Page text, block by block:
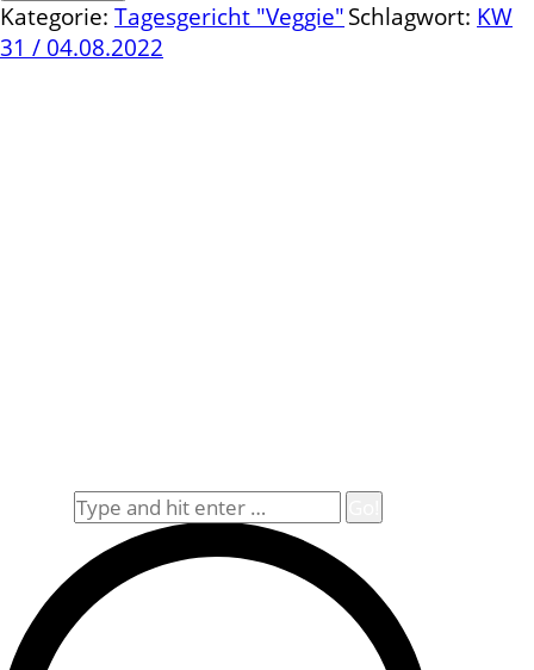
Kategorie: Tagesgericht "Veggie"Schlagwort: KW
31 / 04.08.2022